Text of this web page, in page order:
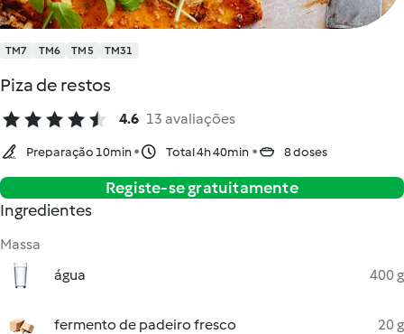
TM7 TM6 TM5 TM31
Piza de restos
4.6 13 avaliações
Preparação 10min Total 4h 40min 8 doses
Registe-se gratuitamente
Ingredientes
Massa
água
400 g
fermento de padeiro fresco
20 g